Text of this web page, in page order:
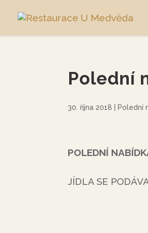
Polední
30. října 2018 Polední
POLEDNÍ
JÍDLA SE